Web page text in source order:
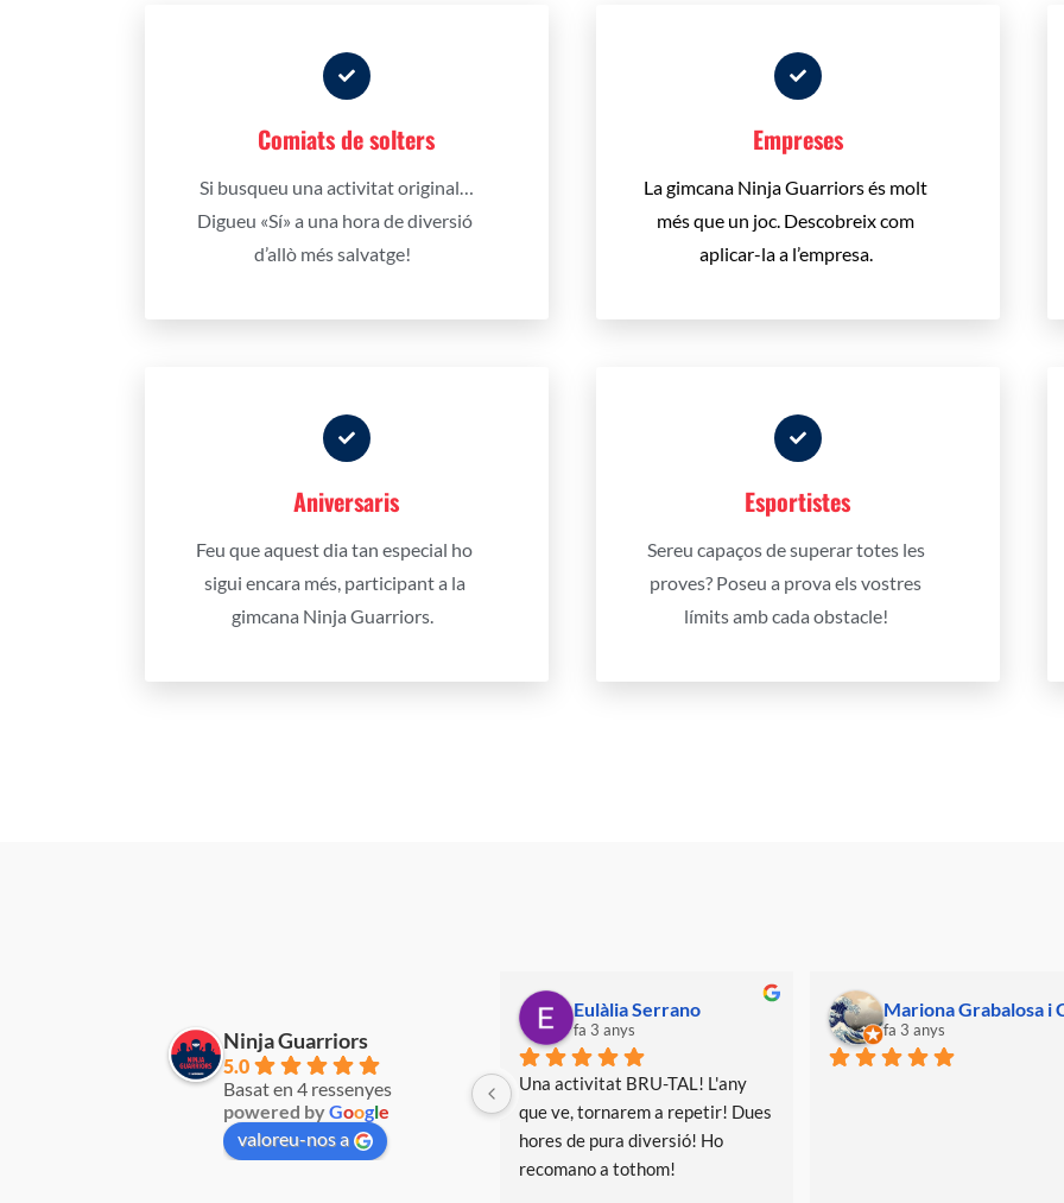
Comiats de solters
Si busqueu una activitat original…
Digueu «Sí» a una hora de diversió
d’allò més salvatge!
Empreses
La gimcana Ninja Guarriors és molt
més que un joc. Descobreix com
aplicar-la a l’empresa.
Aniversaris
Feu que aquest dia tan especial ho
sigui encara més, participant a la
gimcana Ninja Guarriors.
Esportistes
Sereu capaços de superar totes les
proves? Poseu a prova els vostres
límits amb cada obstacle!
Ninja Guarriors
5.0
Basat en 4 ressenyes
powered byGoogle
valoreu-nos a
Una activitat BRU-TAL! L'any
que ve, tornarem a repetir! Dues
Mariona Grabalosa i Carol alex vidal